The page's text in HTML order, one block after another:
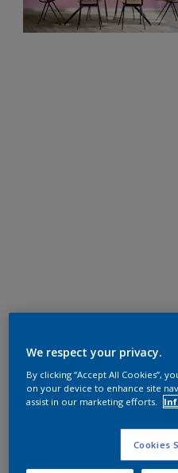
We respect your privacy.
By clicking “Accept All Cookies”,
on your device to enhance site
assist in our marketing efforts.
Cookies